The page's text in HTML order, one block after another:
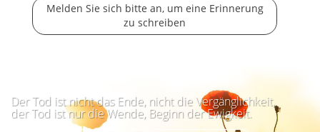
Melden Sie sich bitte an, um eine Erinnerung
zu schreiben
Der Tod ist nicht das Ende, nicht die Vergänglichkeit,
der Tod ist nur die Wende, Beginn der Ewigkeit.